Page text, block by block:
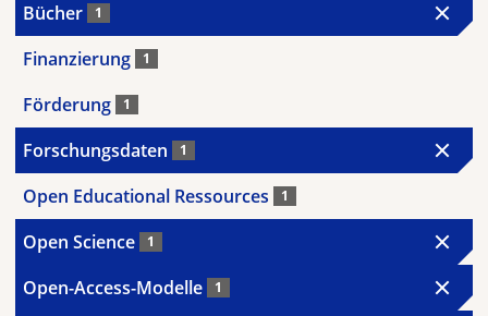
Bücher 1
Finanzierung 1
Förderung 1
Forschungsdaten 1
Open Educational Ressources 1
Open Science 1
Open-Access-Modelle 1